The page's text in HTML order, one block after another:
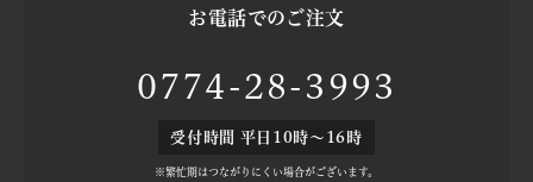
お電話でのご注文
0774-28-3993
受付時間 平日10時～16時
※繁忙期はつながりにくい場合がございます。